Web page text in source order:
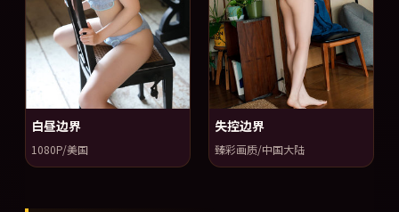
白昼边界
1080P/美国
失控边界
臻彩画质/中国大陆